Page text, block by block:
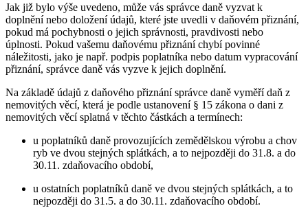
Jak již bylo výše uvedeno, může vás správce daně vyzvat k
doplnění nebo doložení údajů, které jste uvedli v daňovém přiznání,
pokud má pochybnosti o jejich správnosti, pravdivosti nebo
úplnosti. Pokud vašemu daňovému přiznání chybí povinné
náležitosti, jako je např. podpis poplatníka nebo datum vypracování
přiznání, správce daně vás vyzve k jejich doplnění.
Na základě údajů z daňového přiznání správce daně vyměří daň z
nemovitých věcí, která je podle ustanovení § 15 zákona o dani z
nemovitých věcí splatná v těchto částkách a termínech:
u poplatníků daně provozujících zemědělskou výrobu a chov
ryb ve dvou stejných splátkách, a to nejpozději do 31.8. a do
30.11. zdaňovacího období,
u ostatních poplatníků daně ve dvou stejných splátkách, a to
nejpozději do 31.5. a do 30.11. zdaňovacího období.